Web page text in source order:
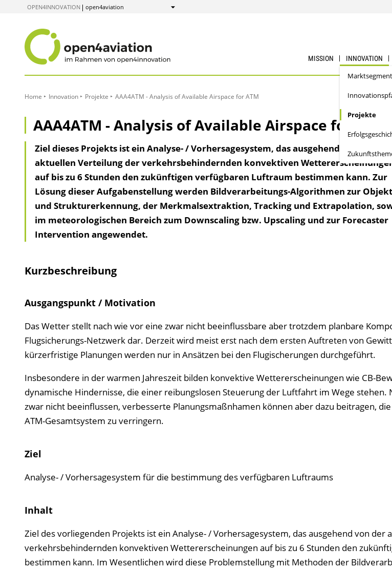
OPEN4INNOVATION open4aviation
Anzeigen
MISSION INNOVATION
Projekte
Home Innovation Projekte AAA4ATM - Analysis of Available Airspace for ATM
AAA4ATM - Analysis of Available Airspace for ATM
Ziel dieses Projekts ist ein Analyse- / Vorhersagesystem, das ausgehend von der
aktuellen Verteilung der verkehrsbehindernden konvektiven
auf bis zu 6 Stunden den zukünftigen verfügbaren Luftraum bestimmen kann. Zur
Lösung dieser Aufgabenstellung werden Bildverarbeitungs-Algorithmen zur
und Strukturerkennung, der Merkmalsextraktion, Tracking und Extrapolation,
im meteorologischen Bereich zum Downscaling bzw. Upscaling und zur Forecaster
Intervention angewendet.
Kurzbeschreibung
Ausgangspunkt / Motivation
Das Wetter stellt nach wie vor eine zwar nicht beeinflussbare aber trotzdem planbare
Flugsicherungs-Netzwerk dar. Derzeit wird meist erst nach dem ersten Auftreten von
kürzerfristige Planungen werden nur in Ansätzen bei den Flugischerungen durchgeführt.
Insbesondere in der warmen Jahreszeit bilden konvektive Wettererscheinungen wie CB-
dynamische Hindernisse, die einer reibungslosen Steuerung der Luftfahrt im Wege stehen.
zwar nicht beeinflussen, verbesserte Planungsmaßnhamen können aber dazu beitragen,
ATM-Gesamtsystem zu verringern.
Ziel
Analyse- / Vorhersagesystem für die bestimmung des verfügbaren Luftraums
Inhalt
Ziel des vorliegenden Projekts ist ein Analyse- / Vorhersagesystem, das ausgehend von der
verkehrsbehindernden konvektiven Wettererscheinungen auf bis zu 6 Stunden den
bestimmen kann. Im Wesentlichen wird diese Problemstellung mit Methoden der